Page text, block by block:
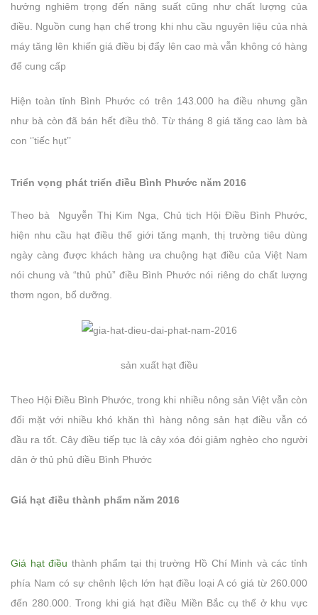
hưởng nghiêm trọng đến năng suất cũng như chất lượng của
điều. Nguồn cung hạn chế trong khi nhu cầu nguyên liệu của nhà
máy tăng lên khiến giá điều bị đẩy lên cao mà vẫn không có hàng
để cung cấp
Hiện toàn tỉnh Bình Phước có trên 143.000 ha điều nhưng gần
như bà còn đã bán hết điều thô. Từ tháng 8 giá tăng cao làm bà
con ‘’tiếc hụt’’
Triển vọng phát triển điều Bình Phước năm 2016
Theo bà Nguyễn Thị Kim Nga, Chủ tịch Hội Điều Bình Phước,
hiện nhu cầu hạt điều thế giới tăng mạnh, thị trường tiêu dùng
ngày càng được khách hàng ưa chuộng hạt điều của Việt Nam
nói chung và “thủ phủ” điều Bình Phước nói riêng do chất lượng
thơm ngon, bổ dưỡng.
sản xuất hạt điều
Theo Hội Điều Bình Phước, trong khi nhiều nông sản Việt vẫn còn
đối mặt với nhiều khó khăn thì hàng nông sản hạt điều vẫn có
đầu ra tốt. Cây điều tiếp tục là cây xóa đói giảm nghèo cho người
dân ở thủ phủ điều Bình Phước
Giá hạt điều thành phẩm năm 2016
Giá hạt điều thành phẩm tại thị trường Hồ Chí Minh và các tỉnh
phía Nam có sự chênh lệch lớn hạt điều loại A có giá từ 260.000
đến 280.000. Trong khi giá hạt điều Miền Bắc cụ thể ở khu vực